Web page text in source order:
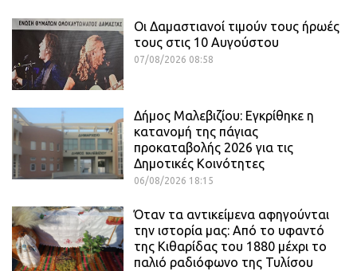
Οι Δαμαστιανοί τιμούν τους ήρωές
τους στις 10 Αυγούστου
07/08/2026 08:58
Δήμος Μαλεβιζίου: Εγκρίθηκε η
κατανομή της πάγιας
προκαταβολής 2026 για τις
Δημοτικές Κοινότητες
06/08/2026 18:15
Όταν τα αντικείμενα αφηγούνται
την ιστορία μας: Από το υφαντό
της Κιθαρίδας του 1880 μέχρι το
παλιό ραδιόφωνο της Τυλίσου